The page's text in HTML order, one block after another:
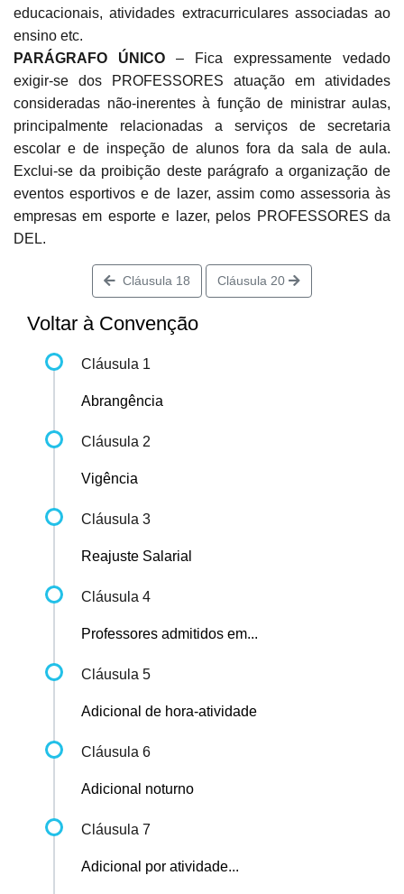
educacionais, atividades extracurriculares associadas ao
ensino etc.
PARÁGRAFO ÚNICO – Fica expressamente vedado
exigir-se dos PROFESSORES atuação em atividades
consideradas não-inerentes à função de ministrar aulas,
principalmente relacionadas a serviços de secretaria
escolar e de inspeção de alunos fora da sala de aula.
Exclui-se da proibição deste parágrafo a organização de
eventos esportivos e de lazer, assim como assessoria às
empresas em esporte e lazer, pelos PROFESSORES da
DEL.
Cláusula 18 Cláusula 20
Voltar à Convenção
Cláusula 1
Abrangência
Cláusula 2
Vigência
Cláusula 3
Reajuste Salarial
Cláusula 4
Professores admitidos em...
Cláusula 5
Adicional de hora-atividade
Cláusula 6
Adicional noturno
Cláusula 7
Adicional por atividade...